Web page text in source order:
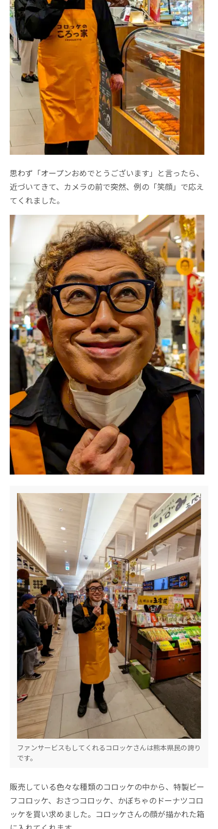
思わず「オープンおめでとうございます」と言ったら、
近づいてきて、カメラの前で突然、例の「笑顔」で応え
てくれました。
ファンサービスもしてくれるコロッケさんは熊本県民の誇り
です。
販売している色々な種類のコロッケの中から、特製ビー
フコロッケ、おさつコロッケ、かぼちゃのドーナツコロ
ッケを買い求めました。コロッケさんの顔が描かれた箱